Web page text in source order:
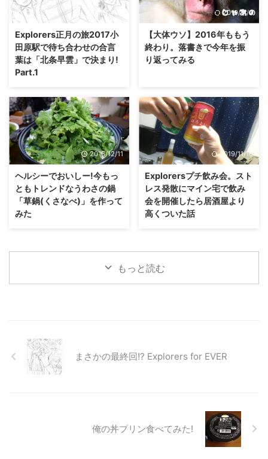
2017/1/6
Explorers正月の旅2017小
田原駅で待ち合わせの合言
葉は「北条早雲」で決まり!
Part.1
2019/11/3
【大体ウソ】2016年ももう
終わり。落書きで今年を振
り返ってみる
2016/12/11
ヘルシーでおいしー!今もっ
ともトレンドなうわさの鍋
「草鍋(くさなべ)」を作って
みた
2019/11/16
Explorersプチ飲み会。スト
レス発散にマイン宅で飲み
会を開催したら居酒屋より
高くついた話
もっと読む
まさかの最終回!? Explorers for EVER
俺の丼プリン食べてみた!